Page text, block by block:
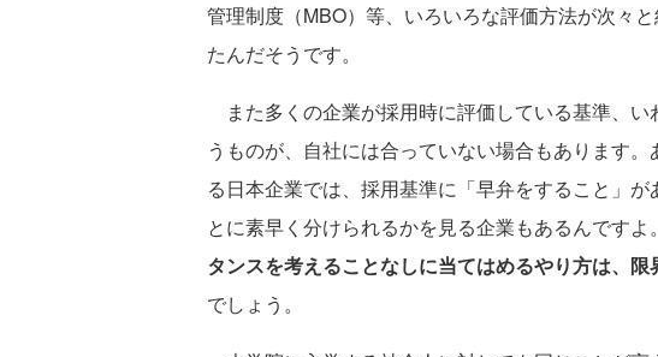
管理制度（MBO）等、いろいろな評価方法が次々
たんだそうです。
また多くの企業が採用時に評価している基準、
うものが、自社には合っていない場合もあります
る日本企業では、採用基準に「早弁をすること」
とに素早く分けられるかを見る企業もあるんですよ。
タンスを考えることなしに当てはめるやり方は、
でしょう。